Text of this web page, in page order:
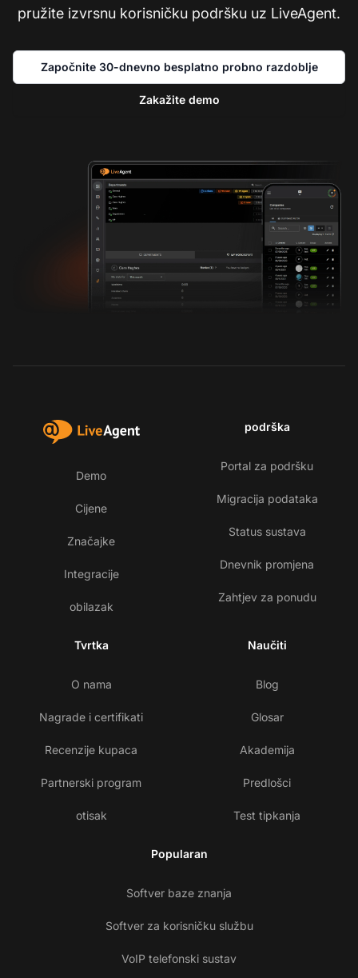
pružite izvrsnu korisničku podršku uz LiveAgent.
Započnite 30-dnevno besplatno probno razdoblje
Zakažite demo
Demo
Cijene
Značajke
Integracije
obilazak
podrška
Portal za podršku
Migracija podataka
Status sustava
Dnevnik promjena
Zahtjev za ponudu
Tvrtka
O nama
Nagrade i certifikati
Recenzije kupaca
Partnerski program
otisak
Naučiti
Blog
Glosar
Akademija
Predlošci
Test tipkanja
Popularan
Softver baze znanja
Softver za korisničku službu
VoIP telefonski sustav